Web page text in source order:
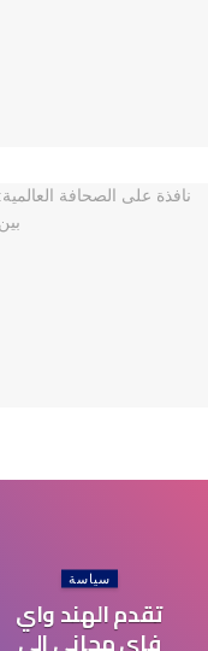
سياسة
تقدم الهند واي
فاي مجاني إلى